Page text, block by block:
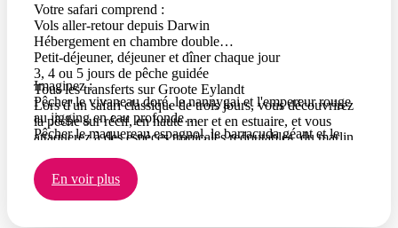
Votre safari comprend :
Vols aller-retour depuis Darwin
Hébergement en chambre double
Petit-déjeuner, déjeuner et dîner chaque jour
3, 4 ou 5 jours de pêche guidée
Tous les transferts sur Groote Eylandt
Lors d'un safari classique de trois jours, vous découvrirez
la pêche sur récif, en haute mer et en estuaire, et vous
attaquerez à des espèces tropicales redoutables, du marlin
troisième jour.
Imaginez :
Pêcher le vivaneau doré, le nannygai et l'empereur rouge
au jigging en eau profonde
Pêcher le maquereau espagnol, le barracuda géant et le
Pêcher le marlin et le voilier à la traîne et au switch-bait
Pêcher les énormes poissons-reines et les GT au popper
Pêcher le barramundi et le carangue des mangroves à la
En voir plus